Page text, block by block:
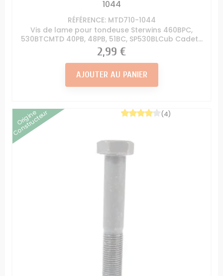
1044
RÉFÉRENCE: MTD710-1044
Vis de lame pour tondeuse Sterwins 460BPC,
530BTCMTD 40PB, 48PB, 51BC, SP530BLCub Cadet...
Prix
2,99 €
AJOUTER AU PANIER
Origine
Constructeur (4)